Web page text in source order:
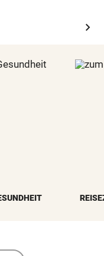
chevron_right